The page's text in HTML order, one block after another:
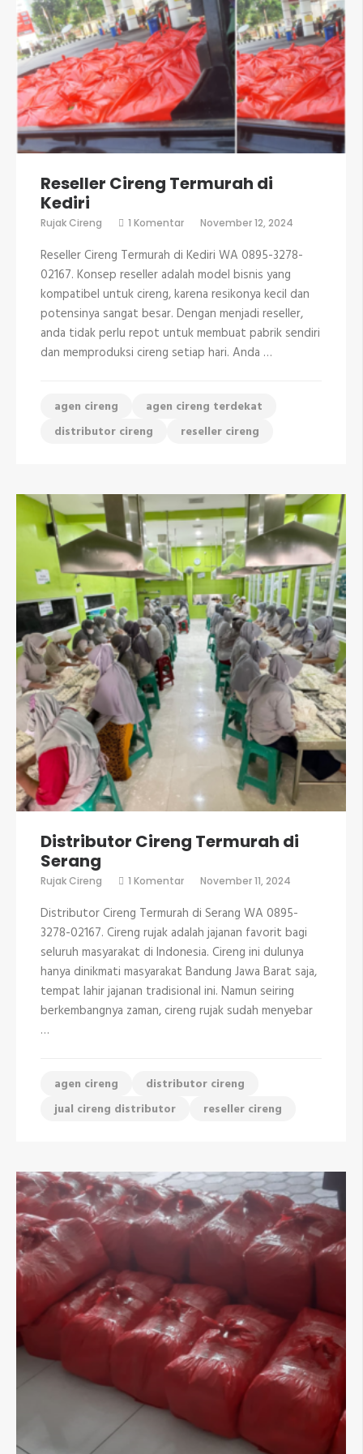
Reseller Cireng Termurah di
Kediri
Rujak Cireng 1 Komentarpada
Termurah
di
Kediri
November 12, 2024
Reseller Cireng Termurah di Kediri WA 0895-3278-
02167. Konsep reseller adalah model bisnis yang
kompatibel untuk cireng, karena resikonya kecil dan
potensinya sangat besar. Dengan menjadi reseller,
anda tidak perlu repot untuk membuat pabrik sendiri
dan memproduksi cireng setiap hari. Anda …
agen cireng
agen cireng terdekat
distributor cireng
reseller cireng
Distributor Cireng Termurah di
Serang
Rujak Cireng 1 Komentarpada
Termurah
di
Serang
November 11, 2024
Distributor Cireng Termurah di Serang WA 0895-
3278-02167. Cireng rujak adalah jajanan favorit bagi
seluruh masyarakat di Indonesia. Cireng ini dulunya
hanya dinikmati masyarakat Bandung Jawa Barat saja,
tempat lahir jajanan tradisional ini. Namun seiring
berkembangnya zaman, cireng rujak sudah menyebar
…
agen cireng
distributor cireng
jual cireng distributor
reseller cireng